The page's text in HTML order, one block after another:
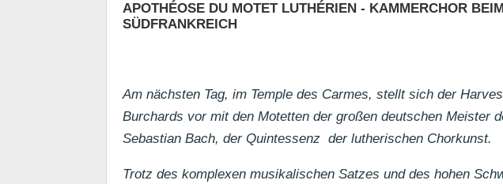
APOTHÉOSE DU MOTET LUTHÉRIEN - KAMMERCHOR
SÜDFRANKREICH
Am nächsten Tag, im Temple des Carmes, stellt sich der
Burchards vor mit den Motetten der großen deutschen Meister
Sebastian Bach, der Quintessenz der lutherischen Chorkunst.
Trotz des komplexen musikalischen Satzes und des hohen